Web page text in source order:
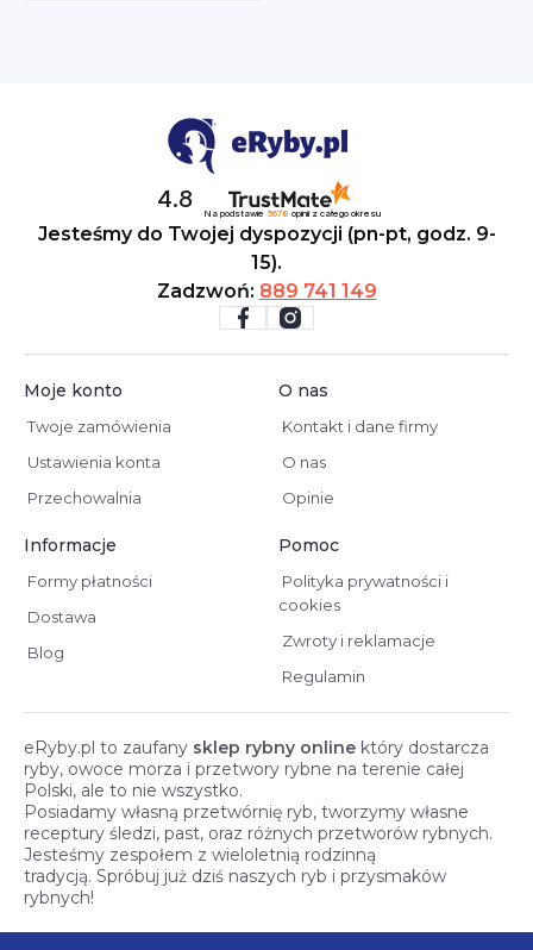
4.8
Na podstawie 5678 opinii z całego okresu
Jesteśmy do Twojej dyspozycji (pn-pt, godz. 9-
15).
Zadzwoń: 889 741 149
Moje konto
Twoje zamówienia
Ustawienia konta
Przechowalnia
O nas
Kontakt i dane firmy
O nas
Opinie
Informacje
Formy płatności
Dostawa
Blog
Pomoc
Polityka prywatności i
cookies
Zwroty i reklamacje
Regulamin
eRyby.pl to zaufany sklep rybny online który dostarcza
ryby, owoce morza i przetwory rybne na terenie całej
Polski, ale to nie wszystko.
Posiadamy własną przetwórnię ryb, tworzymy własne
receptury śledzi, past, oraz różnych przetworów rybnych.
Jesteśmy zespołem z wieloletnią rodzinną
tradycją. Spróbuj już dziś naszych ryb i przysmaków
rybnych!